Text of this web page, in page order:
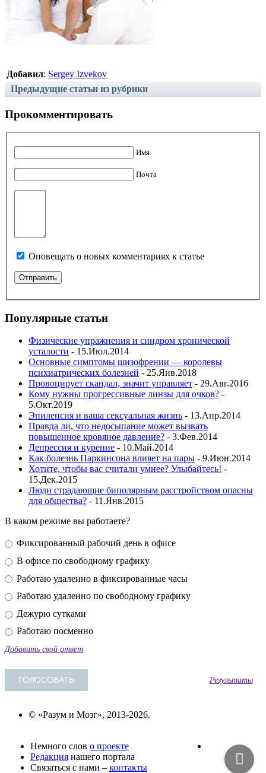
Добавил: Sergey Izvekov
Предыдущие статьи из рубрики
Прокомментировать
Имя
Почта
Оповещать о новых комментариях к статье
Популярные статьи
Физические упражнения и синдром хронической
усталости - 15.Июл.2014
Основные симптомы шизофрении — королевы
психиатрических болезней - 25.Янв.2018
Провоцирует скандал, значит управляет - 29.Авг.2016
Кому нужны прогрессивные линзы для очков? -
5.Окт.2019
Эпилепсия и ваша сексуальная жизнь - 13.Апр.2014
Правда ли, что недосыпание может вызвать
повышенное кровяное давление? - 3.Фев.2014
Депрессия и курение - 10.Май.2014
Как болезнь Паркинсона влияет на пары - 9.Июн.2014
Хотите, чтобы вас считали умнее? Улыбайтесь! -
15.Дек.2015
Люди страдающие биполярным расстройством опасны
для общества? - 11.Янв.2015
В каком режиме вы работаете?
Фиксированный рабочий день в офисе
В офисе по свободному графику
Работаю удаленно в фиксированные часы
Работаю удаленно по свободному графику
Дежурю сутками
Работаю посменно
Добавить свой ответ
Результаты
© «Разум и Мозг», 2013-2026.
Немного слов о проекте
Редакция нашего портала
Связаться с нами – контакты